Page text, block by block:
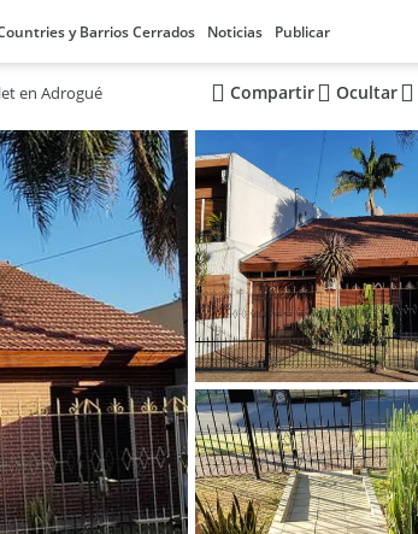
y Barrios Cerrados Noticias Publicar
en Adrogué Compartir Ocultar